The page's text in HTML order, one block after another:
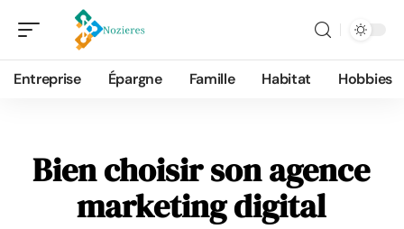
Entreprise Épargne Famille Habitat Hobbies
Bien choisir son agence
marketing digital